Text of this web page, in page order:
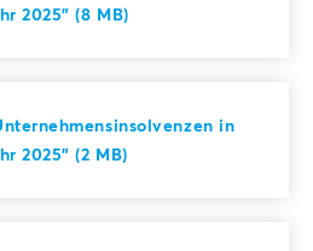
2025" (8 MB)
in
2025" (2 MB)